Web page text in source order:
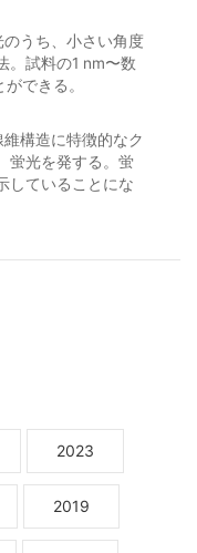
うち、小さい角度
。試料の1 nm〜数
できる。
構造に特徴的なク
蛍光を発する。蛍
していることにな
2023
2019